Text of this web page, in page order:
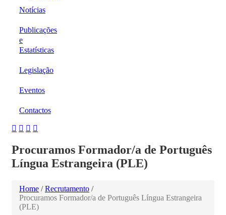
Notícias
Publicações
e
Estatísticas
Legislação
Eventos
Contactos
Procuramos Formador/a de Português
Língua Estrangeira (PLE)
Home / Recrutamento /
Procuramos Formador/a de Português Língua Estrangeira
(PLE)